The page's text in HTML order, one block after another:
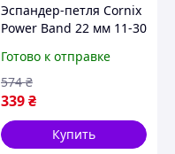
Эспандер-петля Cornix
Power Band 22 мм 11-30
и спорта) XR-0059
Готово к отправке
339₴
574 ₴
Купить